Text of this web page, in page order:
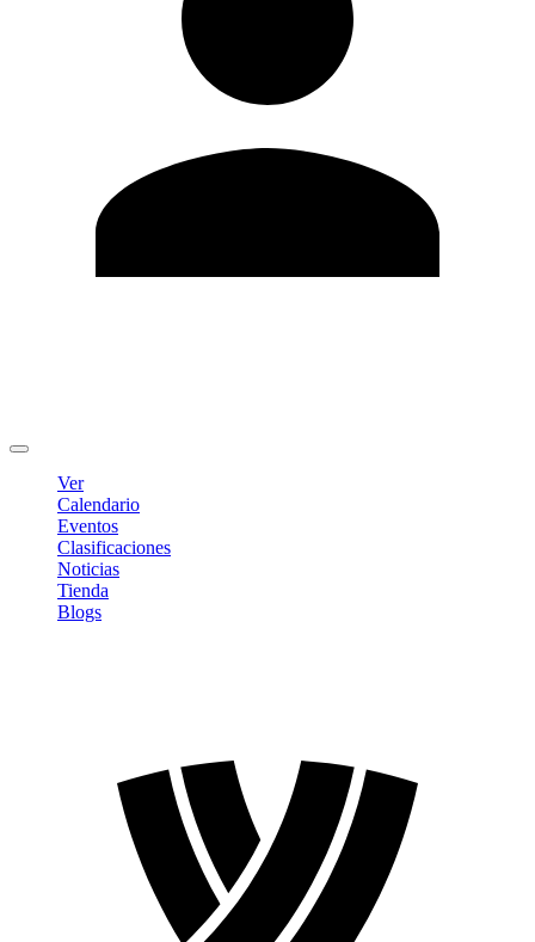
Ver
Calendario
Eventos
Clasificaciones
Noticias
Tienda
Blogs